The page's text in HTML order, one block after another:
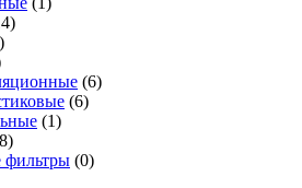
(6)
(6)
(1)
фильтры (0)